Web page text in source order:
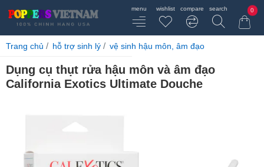
0
Dụng cụ thụt rửa hậu môn và âm đạo
California Exotics Ultimate Douche
Trang chủ homehỗ trợ sinh lý vệ sinh hậu môn, âm đạo